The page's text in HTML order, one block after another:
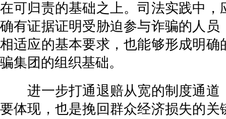
在可归责的基础之上。司法实践中
确有证据证明受胁迫参与诈骗的人
相适应的基本要求，也能够形成明
骗集团的组织基础。
进一步打通退赔从宽的制度通道
要体现，也是挽回群众经济损失的